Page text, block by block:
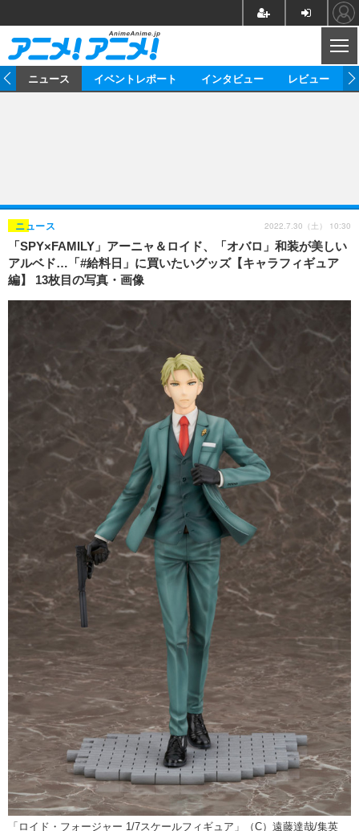
ゲーム グッズ
イベント
海外イベント ビジネス
俳優・タレント アーティスト
ビジネス
アニメ 実写
書評
座談会
動画
アニメ
アニメ！アニメ！TV ABEMA Cafe
連載・コラム
ニュース イベントレポート インタビュー レビュー
「SPY×FAMILY」アーニャ＆ロイド、「オバロ」和装が美しい
アルベド…「#給料日」に買いたいグッズ【キャラフィギュア
編】 13枚目の写真・画像
ニュース 2022.7.30（土） 10:30
「ロイド・フォージャー 1/7スケールフィギュア」（C）遠藤達哉/集英